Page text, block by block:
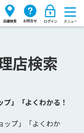
店検索
プ」「よくわかる！
プ」「よくわか